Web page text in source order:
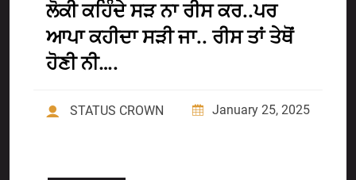
ਲੋਕੀ ਕਹਿੰਦੇ ਸੜ ਨਾ ਰੀਸ ਕਰ..ਪਰ
ਆਪਾ ਕਹੀਦਾ ਸੜੀ ਜਾ.. ਰੀਸ ਤਾਂ ਤੇਥੋਂ
ਹੋਣੀ ਨੀ….
STATUS CROWN January 25, 2025